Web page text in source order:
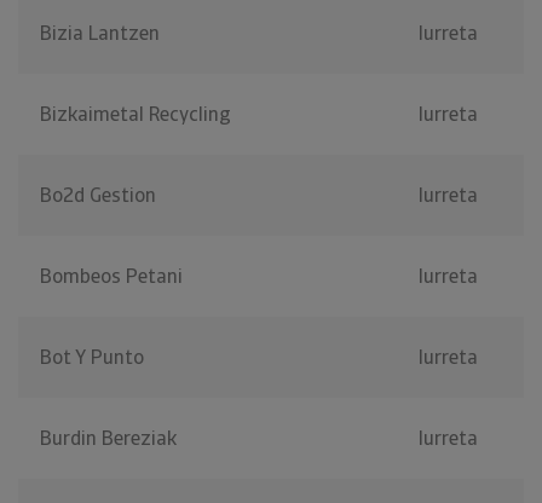
Bizia Lantzen Iurreta
Bizkaimetal Recycling Iurreta
Bo2d Gestion Iurreta
Bombeos Petani Iurreta
Bot Y Punto Iurreta
Burdin Bereziak Iurreta